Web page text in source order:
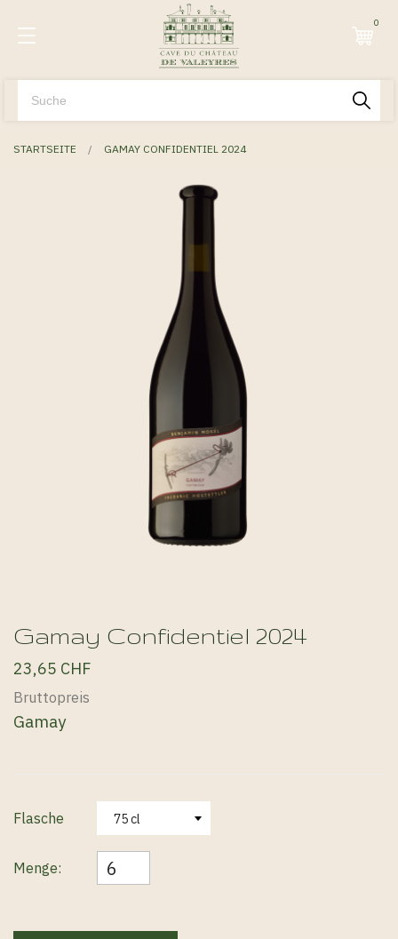
0
STARTSEITE GAMAY CONFIDENTIEL 2024
Gamay Confidentiel 2024
23,65 CHF
Bruttopreis
Gamay
Flasche
Menge: